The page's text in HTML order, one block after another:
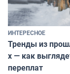
ИНТЕРЕСНОЕ
Тренды из
х — как
переплат